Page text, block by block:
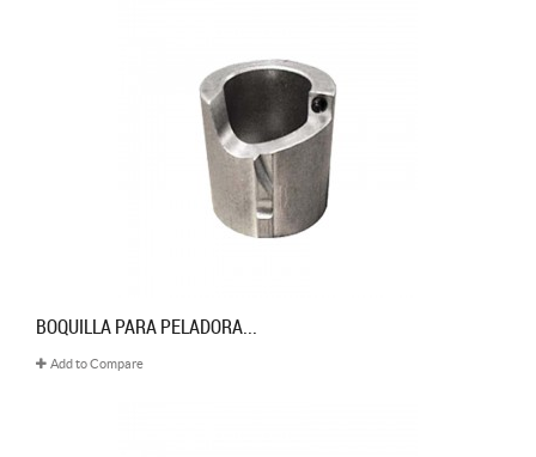
BOQUILLA PARA PELADORA...
Add to Compare